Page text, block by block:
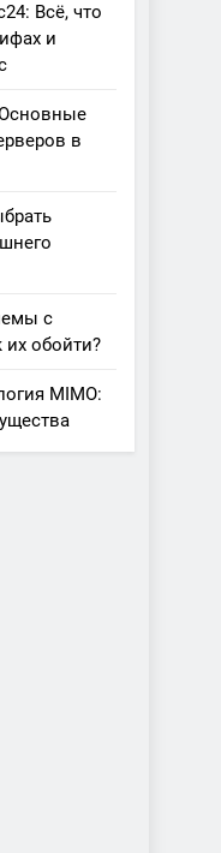
Всё, что
и
в
с
их обойти?
MIMO: